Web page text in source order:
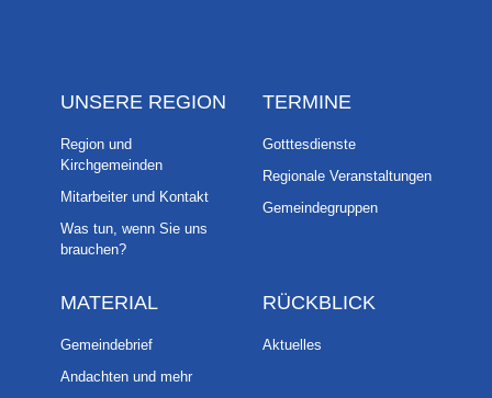
UNSERE REGION
Region und
Kirchgemeinden
Mitarbeiter und Kontakt
Was tun, wenn Sie uns
brauchen?
TERMINE
Gotttesdienste
Regionale Veranstaltungen
Gemeindegruppen
MATERIAL
Gemeindebrief
Andachten und mehr
RÜCKBLICK
Aktuelles